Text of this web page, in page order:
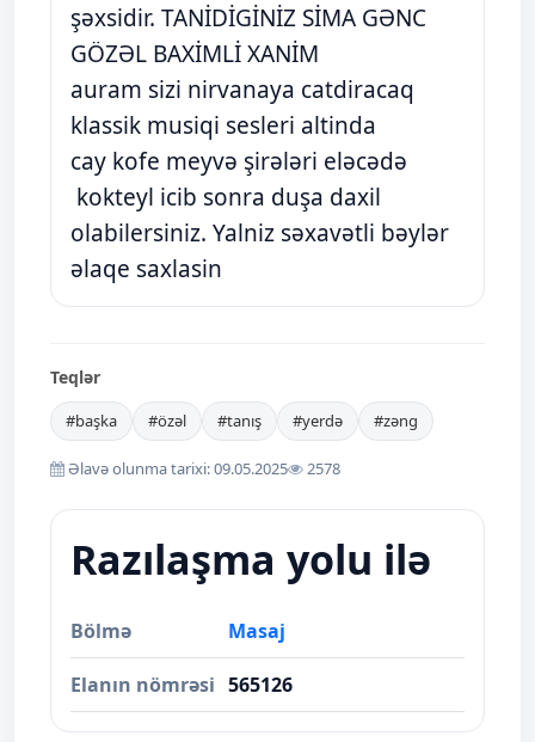
şəxsidir. TANİDİGİNİZ SİMA GƏNC
GÖZƏL BAXİMLİ XANİM
auram sizi nirvanaya catdiracaq
klassik musiqi sesleri altinda
cay kofe meyvə şirələri eləcədə
kokteyl icib sonra duşa daxil
olabilersiniz. Yalniz səxavətli bəylər
əlaqe saxlasin
Teqlər
#başka #özəl #tanış #yerdə #zəng
Əlavə olunma tarixi: 09.05.2025 2578
Razılaşma yolu ilə
Bölmə Masaj
Elanın nömrəsi 565126